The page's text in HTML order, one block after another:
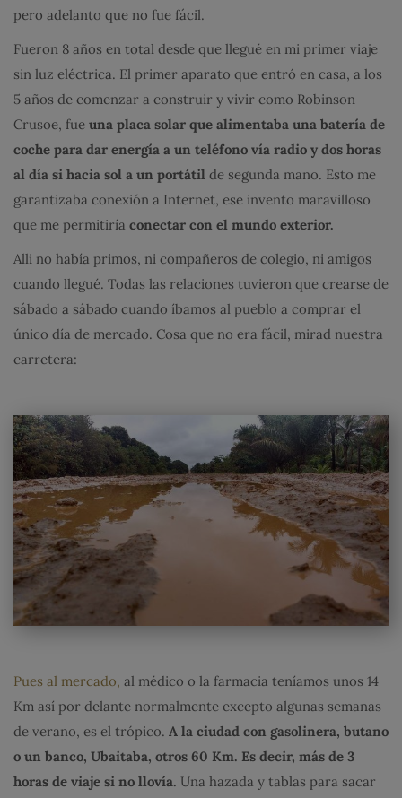
pero adelanto que no fue fácil.
Fueron 8 años en total desde que llegué en mi primer viaje
sin luz eléctrica. El primer aparato que entró en casa, a los
5 años de comenzar a construir y vivir como Robinson
Crusoe, fue una placa solar que alimentaba una batería de
coche para dar energía a un teléfono vía radio y dos horas
al día si hacia sol a un portátil de segunda mano. Esto me
garantizaba conexión a Internet, ese invento maravilloso
que me permitiría conectar con el mundo exterior.
Alli no había primos, ni compañeros de colegio, ni amigos
cuando llegué. Todas las relaciones tuvieron que crearse de
sábado a sábado cuando íbamos al pueblo a comprar el
único día de mercado. Cosa que no era fácil, mirad nuestra
carretera:
Pues al mercado, al médico o la farmacia teníamos unos 14
Km así por delante normalmente excepto algunas semanas
de verano, es el trópico. A la ciudad con gasolinera, butano
o un banco, Ubaitaba, otros 60 Km. Es decir, más de 3
horas de viaje si no llovía. Una hazada y tablas para sacar